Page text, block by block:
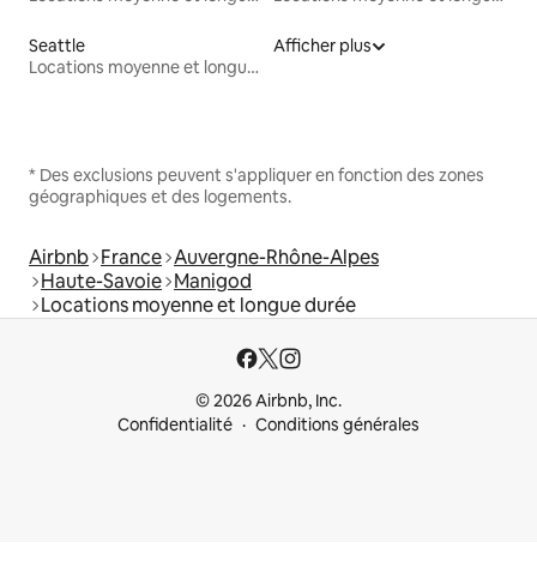
Seattle
Locations moyenne et longue durée
Afficher plus
* Des exclusions peuvent s'appliquer en fonction des zones
géographiques et des logements.
Airbnb France Auvergne-Rhône-Alpes
Haute-Savoie Manigod
Locations moyenne et longue durée
© 2026 Airbnb, Inc.
Confidentialité
Conditions générales